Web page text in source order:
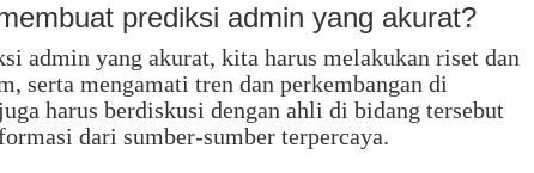
prediksi admin yang akurat?
admin yang akurat, kita harus melakukan riset dan
serta mengamati tren dan perkembangan di
harus berdiskusi dengan ahli di bidang tersebut
dari sumber-sumber terpercaya.